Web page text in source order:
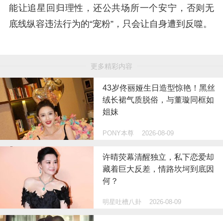
能让追星回归理性，还公共场所一个安宁，否则无
底线纵容违法行为的“宠粉”，只会让自身遭到反噬。
更多精彩内容
43岁佟丽娅生日造型惊艳！黑丝
绒长裙气质脱俗，与董璇同框如
姐妹
PONY本尊 2026-08-09
许晴荧幕清醒独立，私下恋爱却
藏着巨大反差，情路坎坷到底因
何？
明星吐槽八卦 2026-08-09